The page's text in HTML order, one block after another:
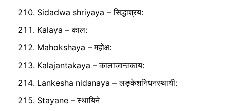
Sidadwa shriyaya – सिद्धाश्रय:
Kalaya – काल:
Mahokshaya – महोक्ष:
Kalajantakaya – कालाजान्तकाय:
Lankesha nidanaya – लङ्केशनिधनस्थायी:
Stayane – स्थायिने